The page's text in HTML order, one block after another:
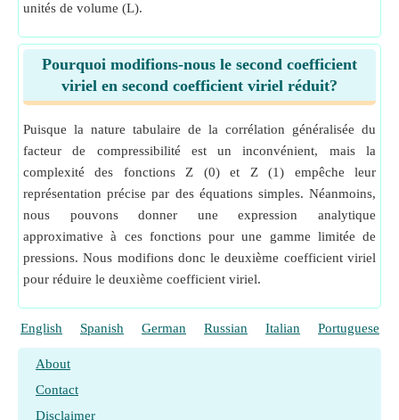
unités de volume (L).
Pourquoi modifions-nous le second coefficient
viriel en second coefficient viriel réduit?
Puisque la nature tabulaire de la corrélation généralisée du
facteur de compressibilité est un inconvénient, mais la
complexité des fonctions Z (0) et Z (1) empêche leur
représentation précise par des équations simples. Néanmoins,
nous pouvons donner une expression analytique
approximative à ces fonctions pour une gamme limitée de
pressions. Nous modifions donc le deuxième coefficient viriel
pour réduire le deuxième coefficient viriel.
English Spanish German Russian Italian Portuguese
About
Contact
Disclaimer